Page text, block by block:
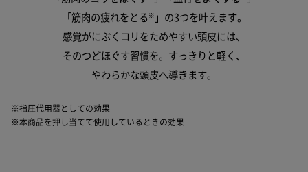
「筋肉の疲れをとる ※ 」の3つを叶えます。
感覚がにぶくコリをためやすい頭皮には、
そのつどほぐす習慣を。すっきりと軽く、
やわらかな頭皮へ導きます。
※指圧代用器としての効果
※本商品を押し当てて使用しているときの効果